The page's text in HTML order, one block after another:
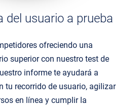
del usuario a prueba
ofreciendo una
superior con nuestro test de
informe te ayudará a
tu recorrido de usuario, agilizar
en línea y cumplir la